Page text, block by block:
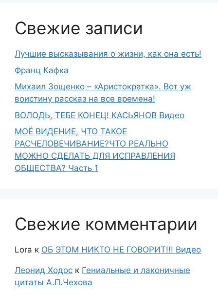
Свежие записи
Лучшие высказывания о жизни, как она есть!
Франц Кафка
Михаил Зощенко – «Аристократка». Вот уж
воистину рассказ на все времена!
ВОЛОДЬ, ТЕБЕ КОНЕЦ! КАСЬЯНОВ Видео
МОЁ ВИДЕНИЕ, ЧТО ТАКОЕ
РАСЧЕЛОВЕЧИВАНИЕ?ЧТО РЕАЛЬНО
МОЖНО СДЕЛАТЬ ДЛЯ ИСПРАВЛЕНИЯ
ОБЩЕСТВА? Часть 1
Свежие комментарии
Lora к ОБ ЭТОМ НИКТО НЕ ГОВОРИТ!!! Видео
Леонид Ходос к Гениальные и лаконичные
цитаты А.П.Чехова